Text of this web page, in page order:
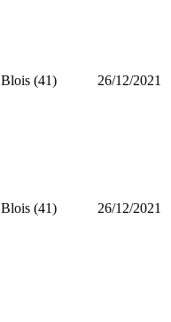
Blois (41) 26/12/2021
Blois (41) 26/12/2021